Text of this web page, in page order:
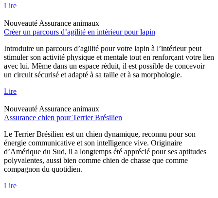
Lire
Nouveauté Assurance animaux
Créer un parcours d’agilité en intérieur pour lapin
Introduire un parcours d’agilité pour votre lapin à l’intérieur peut
stimuler son activité physique et mentale tout en renforçant votre lien
avec lui. Même dans un espace réduit, il est possible de concevoir
un circuit sécurisé et adapté à sa taille et à sa morphologie.
Lire
Nouveauté Assurance animaux
Assurance chien pour Terrier Brésilien
Le Terrier Brésilien est un chien dynamique, reconnu pour son
énergie communicative et son intelligence vive. Originaire
d’Amérique du Sud, il a longtemps été apprécié pour ses aptitudes
polyvalentes, aussi bien comme chien de chasse que comme
compagnon du quotidien.
Lire